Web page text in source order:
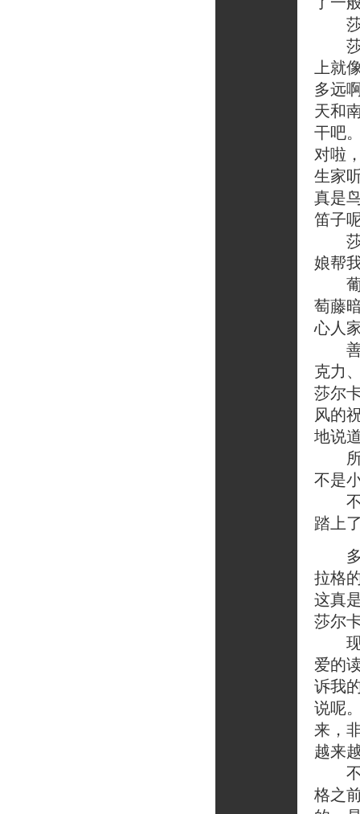
莎
莎
上就
多远
天和
干吧
对啦
生家
真是
笛子
莎
娘帮
葡
萄藤
心人
善
克力
莎尔
风的
地说
所
不是
不
踏上
多
拉格
这真
莎尔
现
爱的
诉我
说呢
来，
越来
不
格之